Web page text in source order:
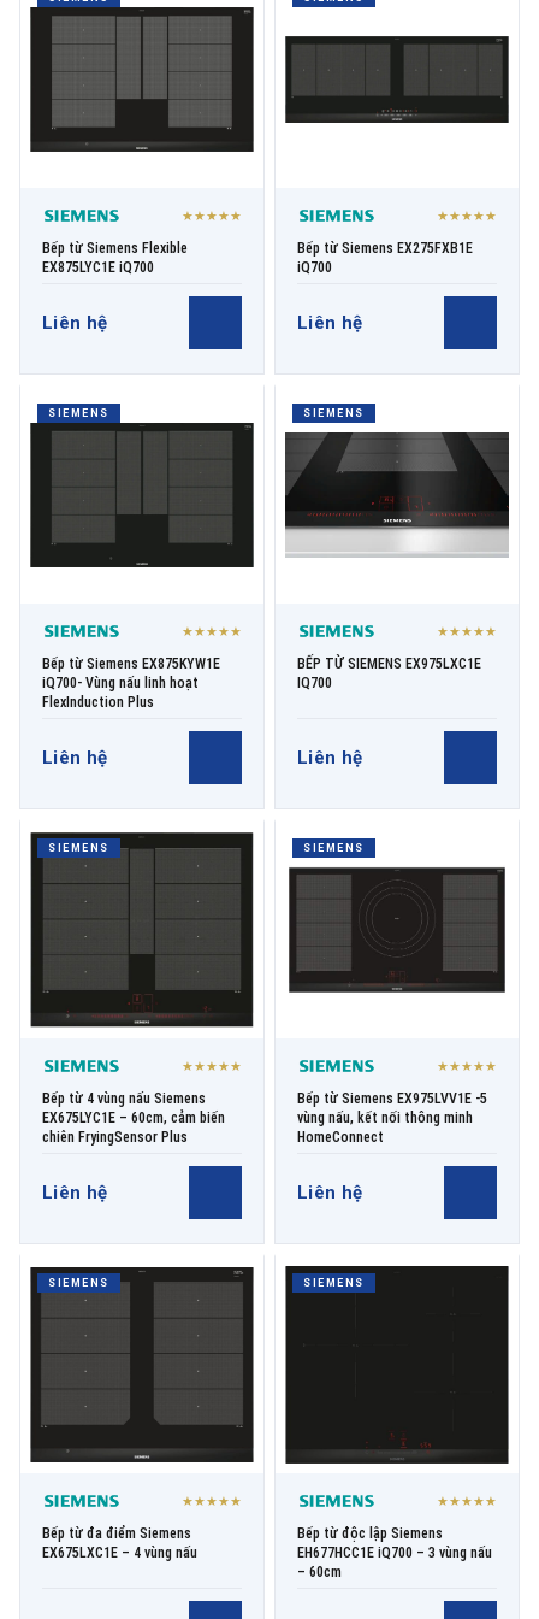
THƯƠNG HIỆU
→ GỬI YÊU CẦU BÁO GIÁ
★★★★★
Bếp từ Siemens Flexible
EX875LYC1E iQ700
Liên hệ
★★★★★
Bếp từ Siemens EX275FXB1E
iQ700
Liên hệ
SIEMENS
★★★★★
Bếp từ Siemens EX875KYW1E
iQ700- Vùng nấu linh hoạt
FlexInduction Plus
Liên hệ
SIEMENS
★★★★★
BẾP TỪ SIEMENS EX975LXC1E
IQ700
Liên hệ
SIEMENS
★★★★★
Bếp từ 4 vùng nấu Siemens
EX675LYC1E – 60cm, cảm biến
chiên FryingSensor Plus
Liên hệ
SIEMENS
★★★★★
Bếp từ Siemens EX975LVV1E -5
vùng nấu, kết nối thông minh
HomeConnect
Liên hệ
SIEMENS
★★★★★
Bếp từ đa điểm Siemens
EX675LXC1E – 4 vùng nấu
SIEMENS
★★★★★
Bếp từ độc lập Siemens
EH677HCC1E iQ700 – 3 vùng nấu
– 60cm